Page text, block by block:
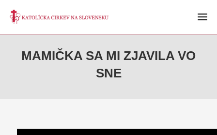
MAMIČKA SA MI ZJAVILA VO
SNE